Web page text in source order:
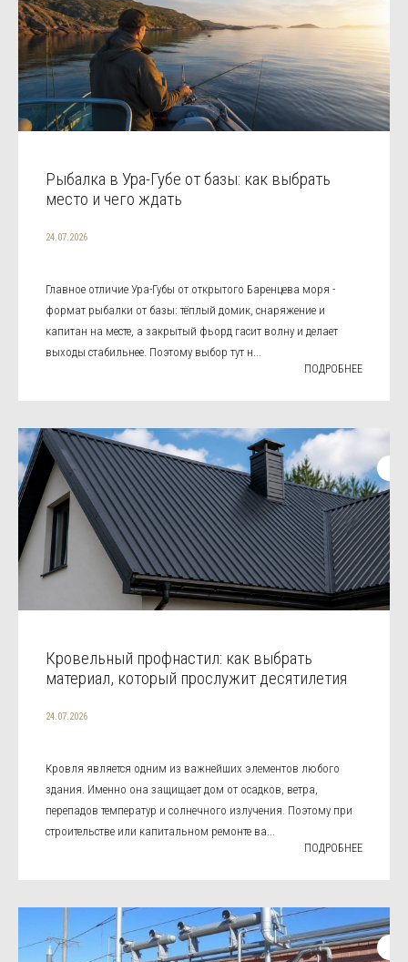
Рыбалка в Ура-Губе от базы: как выбрать
место и чего ждать
24.07.2026
Главное отличие Ура-Губы от открытого Баренцева моря -
формат рыбалки от базы: тёплый домик, снаряжение и
капитан на месте, а закрытый фьорд гасит волну и делает
выходы стабильнее. Поэтому выбор тут н...
ПОДРОБНЕЕ
Кровельный профнастил: как выбрать
материал, который прослужит десятилетия
24.07.2026
Кровля является одним из важнейших элементов любого
здания. Именно она защищает дом от осадков, ветра,
перепадов температур и солнечного излучения. Поэтому при
строительстве или капитальном ремонте ва...
ПОДРОБНЕЕ